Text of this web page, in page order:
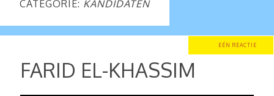
CATEGORIE: KANDIDATEN
EÉN REACTIE
FARID EL-KHASSIM